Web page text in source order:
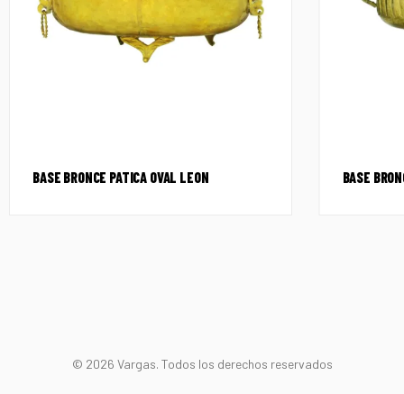
BASE BRONCE PATICA OVAL LEON BASE
© 2026 Vargas. Todos los derechos reservados